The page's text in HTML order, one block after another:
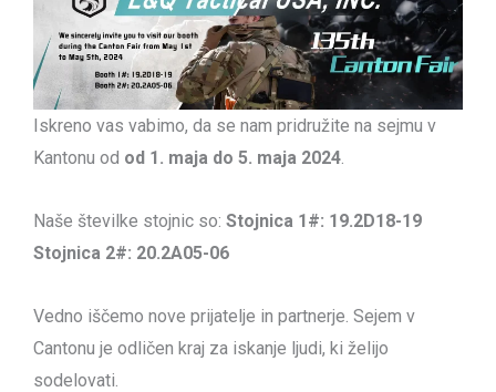
Iskreno vas vabimo, da se nam pridružite na sejmu v
Kantonu od od 1. maja do 5. maja 2024
Naše številke stojnic so: Stojnica 1#: 19.2D18-19
Stojnica 2#: 20.2A05-06
Vedno iščemo nove prijatelje in partnerje. Sejem v
Cantonu je odličen kraj za iskanje ljudi, ki želijo
sodelovati.